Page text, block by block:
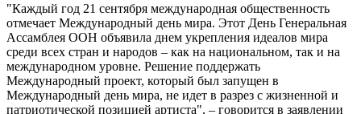
"Каждый год 21 сентября международная общественность
отмечает Международный день мира. Этот День Генеральная
Ассамблея ООН объявила днем укрепления идеалов мира
среди всех стран и народов – как на национальном, так и на
международном уровне. Решение поддержать
Международный проект, который был запущен в
Международный день мира, не идет в разрез с жизненной и
патриотической позицией артиста", – говорится в заявлении